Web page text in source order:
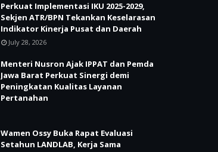
Perkuat Implementasi IKU 2025-2029,
Sekjen ATR/BPN Tekankan Keselarasan
Indikator Kinerja Pusat dan Daerah
July 28, 2026
Menteri Nusron Ajak IPPAT dan Pemda
Jawa Barat Perkuat Sinergi demi
Peningkatan Kualitas Layanan
Pertanahan
Wamen Ossy Buka Rapat Evaluasi
Setahun LANDLAB, Kerja Sama